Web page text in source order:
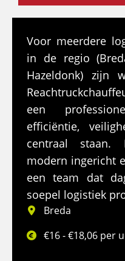
Voor meerdere
in de regio
Hazeldonk) zijn
een
efficiëntie,
centraal staan.
modern ingericht
een team dat
soepel logistiek
Breda
€16 - €18,06 per